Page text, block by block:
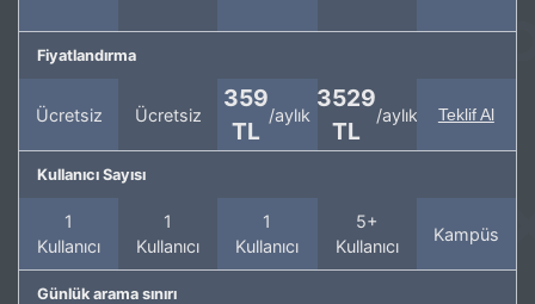
Fiyatlandırma
Ücretsiz Ücretsiz
359
TL
/aylık
3529
TL
/aylık Teklif Al
Kullanıcı Sayısı
1
Kullanıcı
1
Kullanıcı
1
Kullanıcı
5+
Kullanıcı
Kampüs
Günlük arama sınırı